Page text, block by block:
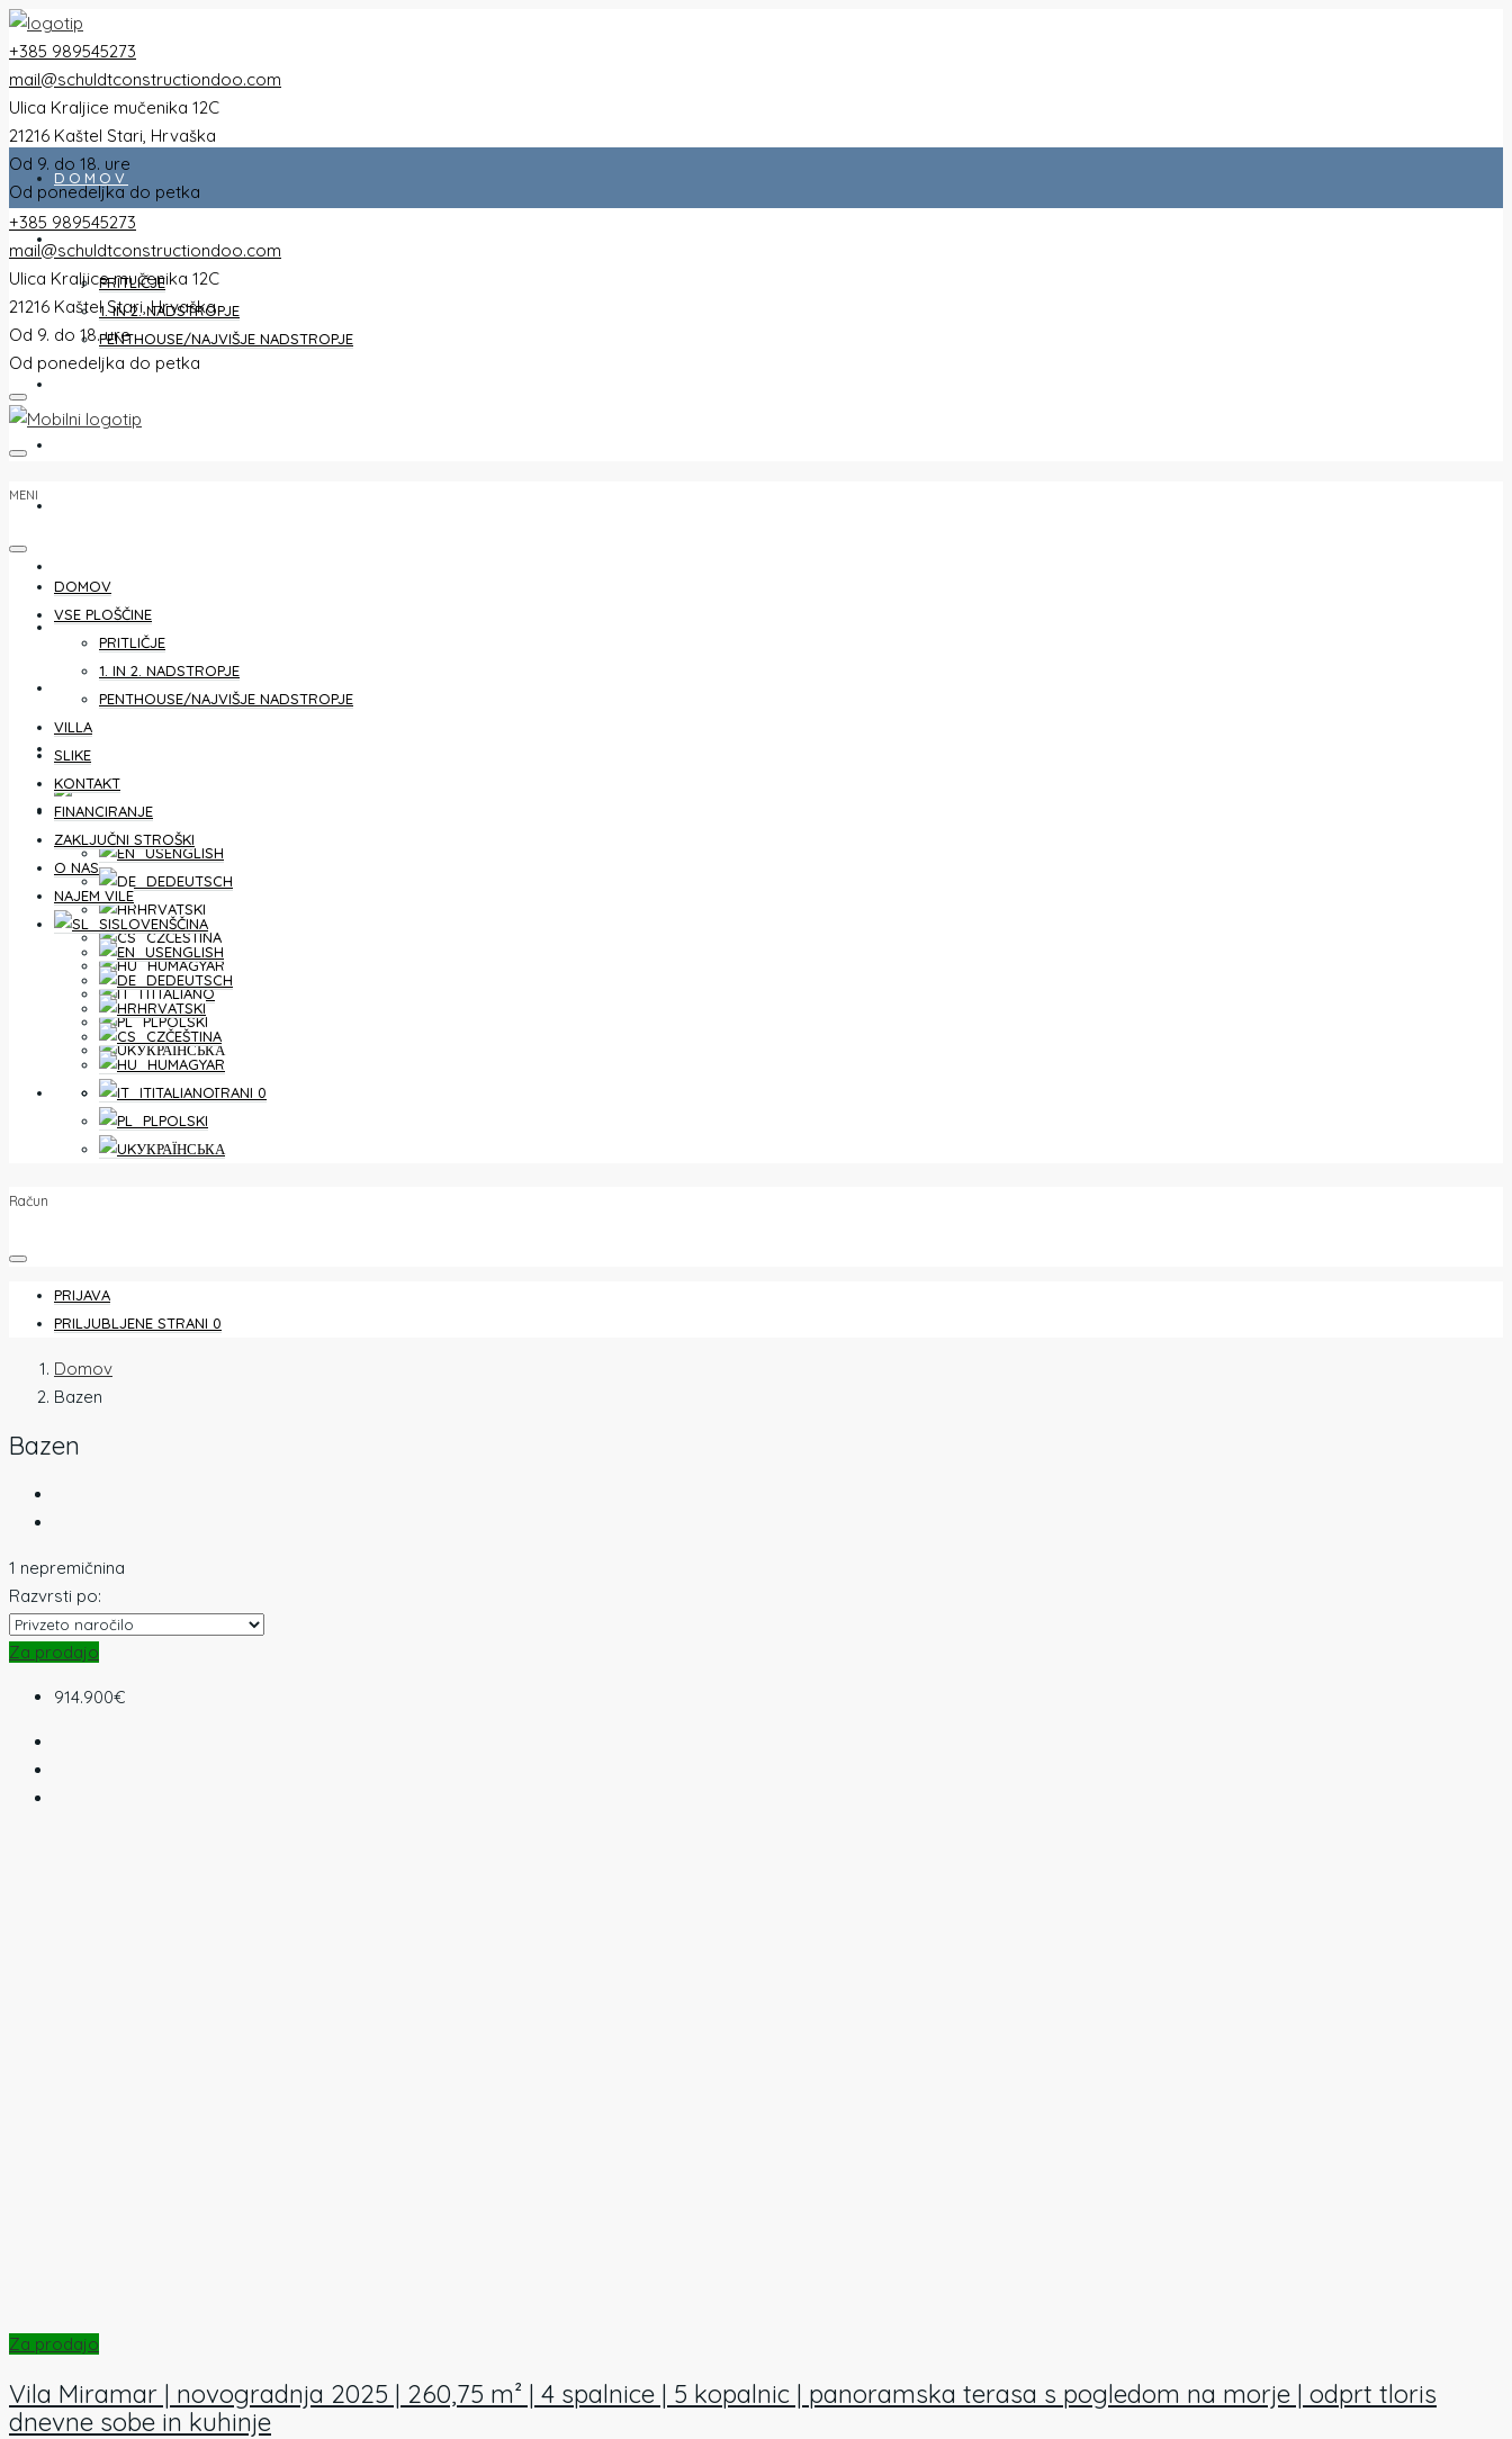
+385 989545273
mail@schuldtconstructiondoo.com
Ulica Kraljice mučenika 12C
21216 Kaštel Stari, Hrvaška
Od 9. do 18. ure
Od ponedeljka do petka
DOMOV
PRITLIČJE
1. IN 2. NADSTROPJE
PENTHOUSE/NAJVIŠJE NADSTROPJE
ZAKLJUČNI STROŠKI
NAJEM VILE
SLOVENŠČINA
ENGLISH
DEUTSCH
HRVATSKI
ČEŠTINA
MAGYAR
ITALIANO
POLSKI
УКРАЇНСЬКА
PRILJUBLJENE STRANI 0
+385 989545273
mail@schuldtconstructiondoo.com
Ulica Kraljice mučenika 12C
21216 Kaštel Stari, Hrvaška
Od 9. do 18. ure
Od ponedeljka do petka
MENI
DOMOV
VSE PLOŠČINE
PRITLIČJE
1. IN 2. NADSTROPJE
PENTHOUSE/NAJVIŠJE NADSTROPJE
VILLA
SLIKE
KONTAKT
FINANCIRANJE
ZAKLJUČNI STROŠKI
O NAS
NAJEM VILE
SLOVENŠČINA
ENGLISH
DEUTSCH
HRVATSKI
ČEŠTINA
MAGYAR
ITALIANO
POLSKI
УКРАЇНСЬКА
Račun
PRIJAVA
PRILJUBLJENE STRANI 0
Domov
Bazen
Bazen
1 nepremičnina
Razvrsti po:
Za prodajo
914.900€
Za prodajo
Vila Miramar | novogradnja 2025 | 260,75 m² | 4 spalnice | 5 kopalnic | panoramska terasa s pogledom na morje | odprt tloris
dnevne sobe in kuhinje